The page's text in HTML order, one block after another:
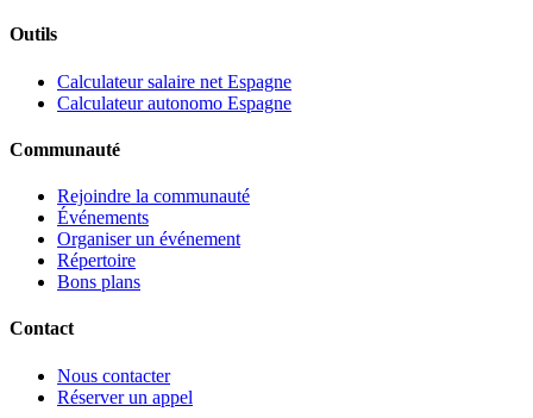
Outils
Calculateur salaire net Espagne
Calculateur autonomo Espagne
Communauté
Rejoindre la communauté
Événements
Organiser un événement
Répertoire
Bons plans
Contact
Nous contacter
Réserver un appel